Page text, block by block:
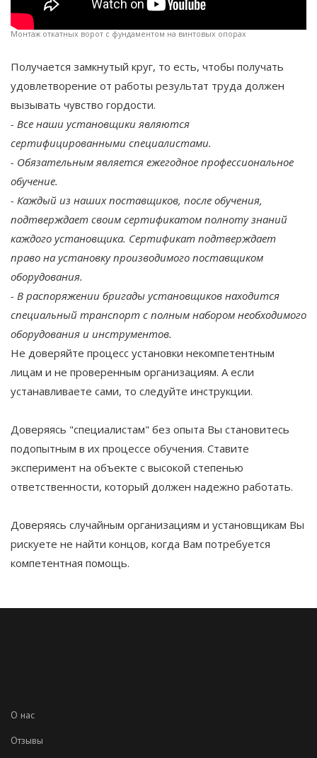
Монтаж откатных ворот с фундаментом на винтовых опорах
Получается замкнутый круг, то есть, чтобы получать
удовлетворение от работы результат труда должен
вызывать чувство гордости.
- Все наши установщики являются
сертифицированными специалистами.
- Обязательным является ежегодное профессиональное
обучение.
- Каждый из наших поставщиков, после обучения,
подтверждает своим сертификатом полноту знаний
каждого установщика. Сертификат подтверждает
право на установку производимого поставщиком
оборудования.
- В распоряжении бригады установщиков находится
специальный транспорт с полным набором необходимого
оборудования и инструментов.
Не доверяйте процесс установки некомпетентным
лицам и не проверенным организациям. А если
устанавливаете сами, то следуйте инструкции.
Доверяясь "специалистам" без опыта Вы становитесь
подопытным в их процессе обучения. Ставите
эксперимент на объекте с высокой степенью
ответственности, который должен надежно работать.
Доверяясь случайным организациям и установщикам Вы
рискуете не найти концов, когда Вам потребуется
компетентная помощь.
О нас
Отзывы